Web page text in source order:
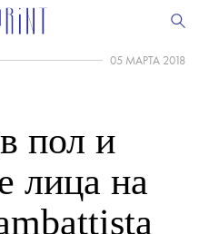
05 МАРТА 2018
пол и
лица на